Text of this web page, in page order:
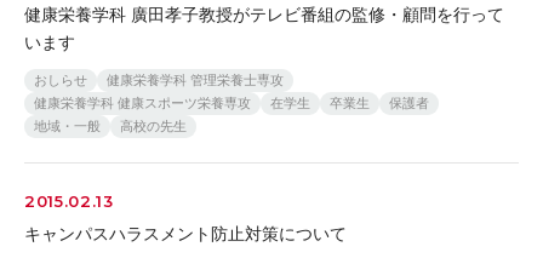
健康栄養学科 廣田孝子教授がテレビ番組の監修・顧問を行って
います
おしらせ
健康栄養学科 管理栄養士専攻
健康栄養学科 健康スポーツ栄養専攻
在学生 卒業生
保護者
地域・一般
高校の先生
2015.02.13
キャンパスハラスメント防止対策について